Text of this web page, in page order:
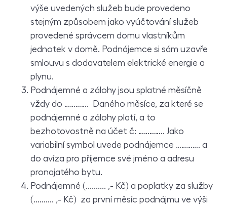
výše uvedených služeb bude provedeno
stejným způsobem jako vyúčtování služeb
provedené správcem domu vlastníkům
jednotek v domě. Podnájemce si sám uzavře
smlouvu s dodavatelem elektrické energie a
plynu.
Podnájemné a zálohy jsou splatné měsíčně
vždy do …………. Daného měsíce, za které se
podnájemné a zálohy platí, a to
bezhotovostně na účet č: ………….. Jako
variabilní symbol uvede podnájemce …………. a
do avíza pro příjemce své jméno a adresu
pronajatého bytu.
Podnájemné (.......... ,- Kč) a poplatky za služby
(.......... ,- Kč) za první měsíc podnájmu ve výši